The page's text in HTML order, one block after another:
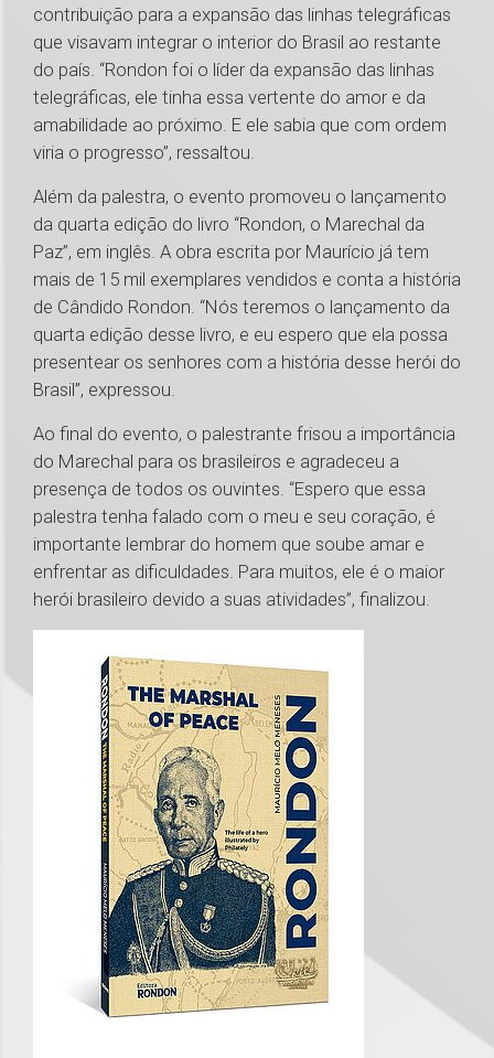
contribuição para a expansão das linhas telegráficas
que visavam integrar o interior do Brasil ao restante
do país. “Rondon foi o líder da expansão das linhas
telegráficas, ele tinha essa vertente do amor e da
amabilidade ao próximo. E ele sabia que com ordem
viria o progresso”, ressaltou.
Além da palestra, o evento promoveu o lançamento
da quarta edição do livro “Rondon, o Marechal da
Paz”, em inglês. A obra escrita por Maurício já tem
mais de 15 mil exemplares vendidos e conta a história
de Cândido Rondon. “Nós teremos o lançamento da
quarta edição desse livro, e eu espero que ela possa
presentear os senhores com a história desse herói do
Brasil”, expressou.
Ao final do evento, o palestrante frisou a importância
do Marechal para os brasileiros e agradeceu a
presença de todos os ouvintes. “Espero que essa
palestra tenha falado com o meu e seu coração, é
importante lembrar do homem que soube amar e
enfrentar as dificuldades. Para muitos, ele é o maior
herói brasileiro devido a suas atividades”, finalizou.